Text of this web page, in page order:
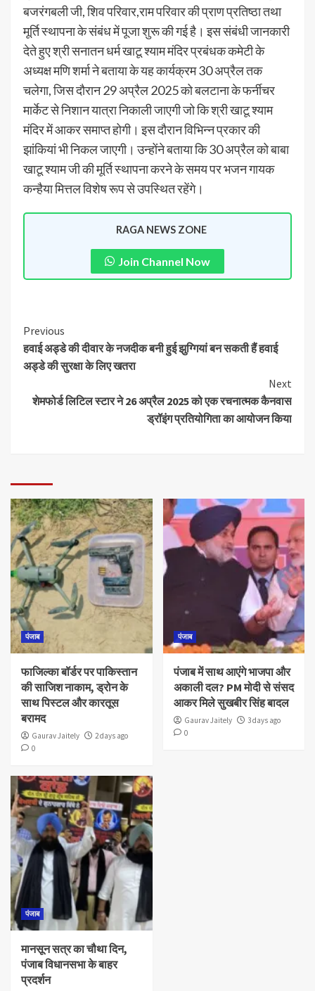
बजरंगबली जी, शिव परिवार,राम परिवार की प्राण प्रतिष्ठा तथा
मूर्ति स्थापना के संबंध में पूजा शुरू की गई है। इस संबंधी जानकारी
देते हुए श्री सनातन धर्म खाटू श्याम मंदिर प्रबंधक कमेटी के
अध्यक्ष मणि शर्मा ने बताया के यह कार्यक्रम 30 अप्रैल तक
चलेगा, जिस दौरान 29 अप्रैल 2025 को बलटाना के फर्नीचर
मार्केट से निशान यात्रा निकाली जाएगी जो कि श्री खाटू श्याम
मंदिर में आकर समाप्त होगी। इस दौरान विभिन्न प्रकार की
झांकियां भी निकल जाएगी। उन्होंने बताया कि 30 अप्रैल को बाबा
खाटू श्याम जी की मूर्ति स्थापना करने के समय पर भजन गायक
कन्हैया मित्तल विशेष रूप से उपस्थित रहेंगे।
RAGA NEWS ZONE
Join Channel Now
Previous
हवाई अड्डे की दीवार के नजदीक बनी हुई झुग्गियां बन सकती हैं हवाई
अड्डे की सुरक्षा के लिए खतरा
Next
शेमफोर्ड लिटिल स्टार ने 26 अप्रैल 2025 को एक रचनात्मक कैनवास
ड्रॉइंग प्रतियोगिता का आयोजन किया
पंजाब
फाजिल्का बॉर्डर पर पाकिस्तान
की साजिश नाकाम, ड्रोन के
साथ पिस्टल और कारतूस
बरामद
Gaurav Jaitely
2 days ago
0
पंजाब
पंजाब में साथ आएंगे भाजपा और
अकाली दल? PM मोदी से संसद
आकर मिले सुखबीर सिंह बादल
Gaurav Jaitely
3 days ago
0
पंजाब
मानसून सत्र का चौथा दिन,
पंजाब विधानसभा के बाहर
प्रदर्शन